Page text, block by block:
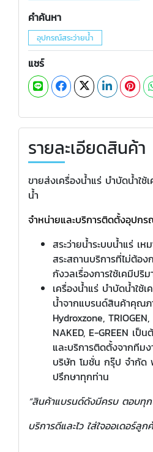
คำค้นหา
อุปกรณ์สระว่ายน้ำ
แชร์
รายละเอียดสินค้า
ขายส่งเครื่องน้ำแร่ บำบัดน้ำใช้
น้ำ
จำหน่ายและบริการติดตั้งอุปกร
สระว่ายน้ำระบบน้ำแร่ เห
สระสถานบริการที่ไม่ต้อ
กังวลเรื่องการใช้เคมีปริ
เครื่องน้ำแร่ บำบัดน้ำใช้
น้ำจากแบรนด์สินค้าคุณ
Hydroxzone, TRIOGEN,
NAKED, E-GREEN เป็
และบริการติดตั้งจากทีม
บริษัท โมชั่น กรุ๊ป จำกัด
ปรึกษาทุกท่าน
“สินค้าแบรนด์ดังมีครบ ตอบทุ
บริการดีและไว ใส่ใจออเดอร์ลู